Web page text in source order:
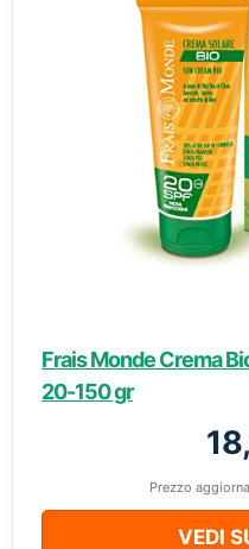
Frais Monde Crema
20-150 gr
Prezzo
VEDI